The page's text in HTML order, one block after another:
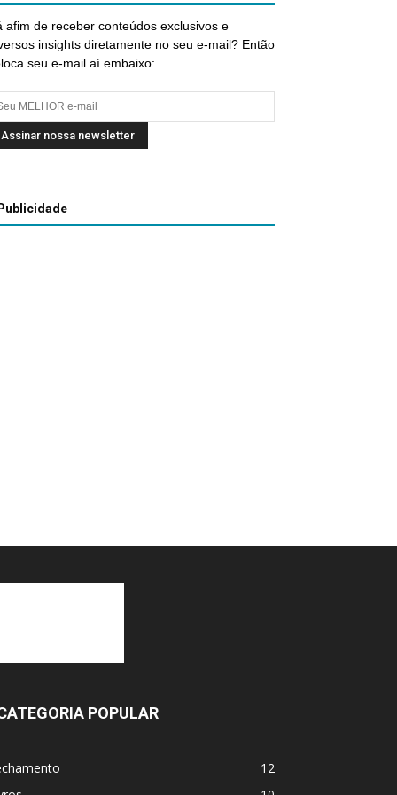
afim de receber conteúdos exclusivos e
insights diretamente no seu e-mail? Então
seu e-mail aí embaixo:
POPULAR
12